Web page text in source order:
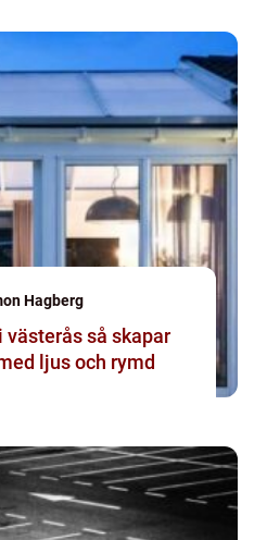
Hagberg
så skapar
ljus och rymd